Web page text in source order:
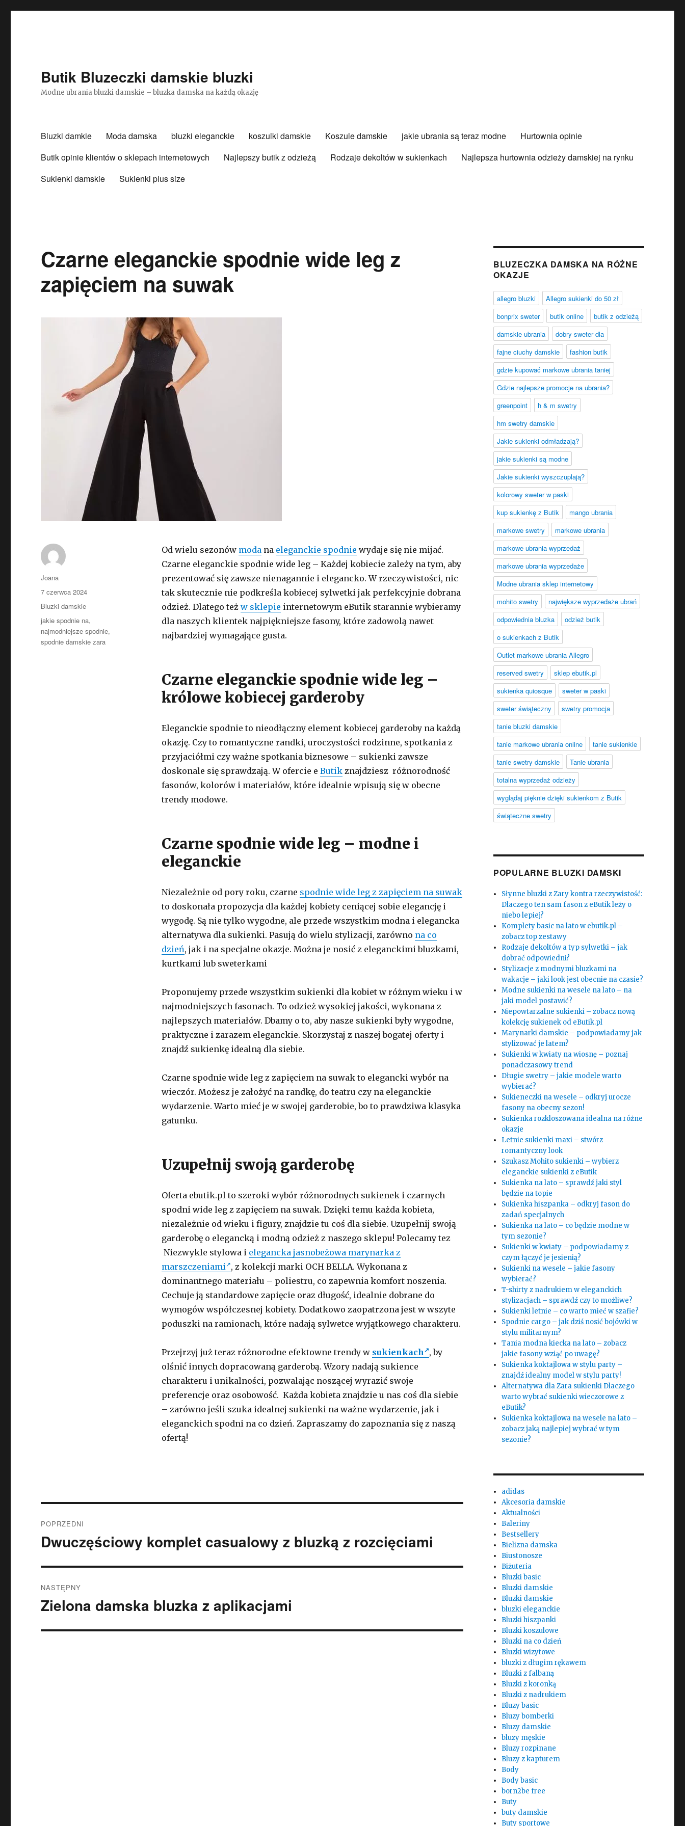
Butik Bluzeczki damskie bluzki
Modne ubrania bluzki damskie – bluzka damska na każdą okazję
Bluzki damkie Moda damska bluzki eleganckie koszulki damskie Koszule damskie jakie ubrania są teraz modne
Hurtownia opinie
Butik opinie klientów o sklepach internetowych
Najlepszy butik z odzieżą Rodzaje dekoltów w sukienkach
Najlepsza hurtownia odzieży damskiej na rynku
Sukienki damskie
Sukienki plus size
Czarne eleganckie spodnie wide leg z
zapięciem na suwak
Od wielu sezonów modana eleganckie spodnie wydaje się nie mijać.
Czarne eleganckie spodnie wide leg – Każdej kobiecie zależy na tym, aby
prezentować się zawsze nienagannie i elegancko. W rzeczywistości, nic
tak skutecznie nie podkreśla kobiecej sylwetki jak perfekcyjnie dobrana
odzież. Dlatego też w sklepie internetowym eButik starannie wybieramy
dla naszych klientek najpiękniejsze fasony, które zadowolą nawet
najbardziej wymagające gusta.
Czarne eleganckie spodnie wide leg –
królowe kobiecej garderoby
Eleganckie spodnie to nieodłączny element kobiecej garderoby na każdą
okazję. Czy to romantyczne randki, uroczystości rodzinne, spotkania z
przyjaciółmi czy ważne spotkania biznesowe – sukienki zawsze
doskonale się sprawdzają. W ofercie e Butikznajdziesz różnorodność
fasonów, kolorów i materiałów, które idealnie wpisują się w obecne
trendy modowe.
Czarne spodnie wide leg – modne i
eleganckie
Niezależnie od pory roku, czarne spodnie wide leg z zapięciem na suwak
to doskonała propozycja dla każdej kobiety ceniącej sobie elegancję i
wygodę. Są nie tylko wygodne, ale przede wszystkim modna i elegancka
alternatywa dla sukienki. Pasują do wielu stylizacji, zarówno na co
dzień, jak i na specjalne okazje. Można je nosić z eleganckimi bluzkami,
kurtkami lub sweterkami
Proponujemy przede wszystkim sukienki dla kobiet w różnym wieku i w
najmodniejszych fasonach. To odzież wysokiej jakości, wykonana z
najlepszych materiałów. Dbamy o to, aby nasze sukienki były wygodne,
praktyczne i zarazem eleganckie. Skorzystaj z naszej bogatej oferty i
znajdź sukienkę idealną dla siebie.
Czarne spodnie wide leg z zapięciem na suwak to elegancki wybór na
wieczór. Możesz je założyć na randkę, do teatru czy na eleganckie
wydarzenie. Warto mieć je w swojej garderobie, bo to prawdziwa klasyka
gatunku.
Uzupełnij swoją garderobę
Oferta ebutik.pl to szeroki wybór różnorodnych sukienek i czarnych
spodni wide leg z zapięciem na suwak. Dzięki temu każda kobieta,
niezależnie od wieku i figury, znajdzie tu coś dla siebie. Uzupełnij swoją
garderobę o elegancką i modną odzież z naszego sklepu! Polecamy tez
Niezwykle stylowa i elegancka jasnobeżowa marynarka z
marszczeniami , z kolekcji marki OCH BELLA. Wykonana z
dominantnego materiału – poliestru, co zapewnia komfort noszenia.
Cechuje ją standardowe zapięcie oraz długość, idealnie dobrane do
wymogów współczesnej kobiety. Dodatkowo zaopatrzona jest w wszyte
poduszki na ramionach, które nadają sylwetce wyjątkowego charakteru.
Przejrzyj już teraz różnorodne efektowne trendy w sukienkach , by
olśnić innych dopracowaną garderobą. Wzory nadają sukience
charakteru i unikalności, pozwalając noszącej wyrazić swoje
preferencje oraz osobowość. Każda kobieta znajdzie u nas coś dla siebie
– zarówno jeśli szuka idealnej sukienki na ważne wydarzenie, jak i
eleganckich spodni na co dzień. Zapraszamy do zapoznania się z naszą
ofertą!
Autor
Joana
Opublikowano
7 czerwca 2024
Kategorie
Bluzki damskie
Tagi
jakie spodnie na,
najmodniejsze spodnie,
spodnie damskie zara
wpisu
POPRZEDNI
Poprzedni
Dwuczęściowy komplet casualowy z bluzką z rozcięciami
NASTĘPNY
Następny
Zielona damska bluzka z aplikacjami
BLUZECZKA DAMSKA NA RÓŻNE
OKAZJE
allegro bluzki
Allegro sukienki do 50 zł
bonprix sweter
butik online
butik z odzieżą
damskie ubrania
dobry sweter dla
fajne ciuchy damskie
fashion butik
gdzie kupować markowe ubrania taniej
Gdzie najlepsze promocje na ubrania?
greenpoint
h & m swetry
hm swetry damskie
Jakie sukienki odmładzają?
jakie sukienki są modne
Jakie sukienki wyszczuplają?
kolorowy sweter w paski
kup sukienkę z Butik
mango ubrania
markowe swetry
markowe ubrania
markowe ubrania wyprzedaż
markowe ubrania wyprzedaże
Modne ubrania sklep internetowy
mohito swetry
największe wyprzedaże ubrań
odpowiednia bluzka
odzież butik
o sukienkach z Butik
Outlet markowe ubrania Allegro
reserved swetry
sklep ebutik.pl
sukienka quiosque
sweter w paski
sweter świąteczny
swetry promocja
tanie bluzki damskie
tanie markowe ubrania online
tanie sukienkie
tanie swetry damskie
Tanie ubrania
totalna wyprzedaż odzieży
wyglądaj pięknie dzięki sukienkom z Butik
świąteczne swetry
POPULARNE BLUZKI DAMSKI
Słynne bluzki z Zary kontra rzeczywistość:
Dlaczego ten sam fason z eButik leży o
niebo lepiej?
Komplety basic na lato w ebutik.pl –
zobacz top zestawy
Rodzaje dekoltów a typ sylwetki – jak
dobrać odpowiedni?
Stylizacje z modnymi bluzkami na
wakacje – jaki look jest obecnie na czasie?
Modne sukienki na wesele na lato – na
jaki model postawić?
Niepowtarzalne sukienki – zobacz nową
kolekcję sukienek od eButik.pl
Marynarki damskie – podpowiadamy jak
stylizować je latem?
Sukienki w kwiaty na wiosnę – poznaj
ponadczasowy trend
Długie swetry – jakie modele warto
wybierać?
Sukieneczki na wesele – odkryj urocze
fasony na obecny sezon!
Sukienka rozkloszowana idealna na różne
okazje
Letnie sukienki maxi – stwórz
romantyczny look
Szukasz Mohito sukienki – wybierz
eleganckie sukienki z eButik
Sukienka na lato – sprawdź jaki styl
będzie na topie
Sukienka hiszpanka – odkryj fason do
zadań specjalnych
Sukienka na lato – co będzie modne w
tym sezonie?
Sukienki w kwiaty – podpowiadamy z
czym łączyć je jesienią?
Sukienki na wesele – jakie fasony
wybierać?
T-shirty z nadrukiem w eleganckich
stylizacjach – sprawdź czy to możliwe?
Sukienki letnie – co warto mieć w szafie?
Spodnie cargo – jak dziś nosić bojówki w
stylu militarnym?
Tania modna kiecka na lato – zobacz
jakie fasony wziąć po uwagę?
Sukienka koktajlowa w stylu party –
znajdź idealny model w stylu party!
Alternatywa dla Zara sukienki Dlaczego
warto wybrać sukienki wieczorowe z
eButik?
Sukienka koktajlowa na wesele na lato –
zobacz jaką najlepiej wybrać w tym
sezonie?
adidas
Akcesoria damskie
Aktualności
Baleriny
Bestsellery
Bielizna damska
Biustonosze
Biżuteria
Bluzki basic
Bluzki damskie
Bluzki damskie
bluzki eleganckie
Bluzki hiszpanki
Bluzki koszulowe
Bluzki na co dzień
Bluzki wizytowe
bluzki z długim rękawem
Bluzki z falbaną
Bluzki z koronką
Bluzki z nadrukiem
Bluzy basic
Bluzy bomberki
Bluzy damskie
bluzy męskie
Bluzy rozpinane
Bluzy z kapturem
Body
Body basic
born2be free
Buty
buty damskie
Buty sportowe